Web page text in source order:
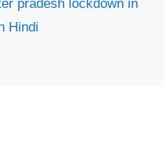
pradesh lockdown in
Hindi